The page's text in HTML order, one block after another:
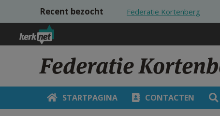
Overslaan en naar de inhoud gaan
Recent bezocht Federatie Kortenberg
Federatie
STARTPAGINA CONTACTEN